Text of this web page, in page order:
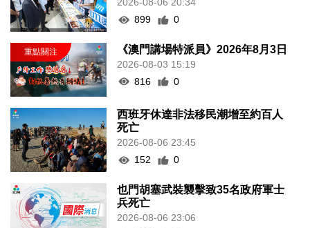
899
0
《澳門講場特派員》2026年8月3日
2026-08-03 15:19
816
0
西班牙休達非法移民潮增至約百人
死亡
2026-08-06 23:45
152
0
也門胡塞武裝襲擊致35名政府軍士
兵死亡
2026-08-06 23:06